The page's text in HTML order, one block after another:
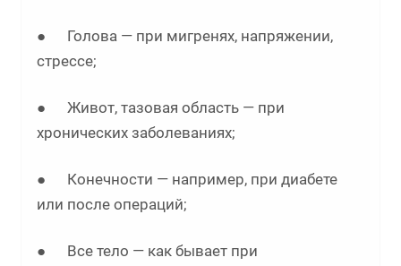
● Голова — при мигренях, напряжении,
стрессе;
● Живот, тазовая область — при
хронических заболеваниях;
● Конечности — например, при диабете
или после операций;
● Все тело — как бывает при